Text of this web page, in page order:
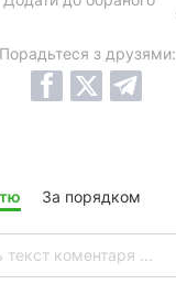
Порадьтеся з друзями:
За порядком